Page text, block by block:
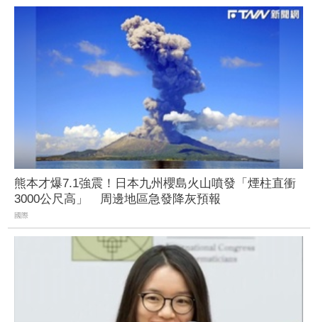
熊本才爆7.1強震！日本九州櫻島火山噴發「煙柱直衝
3000公尺高」 周邊地區急發降灰預報
國際